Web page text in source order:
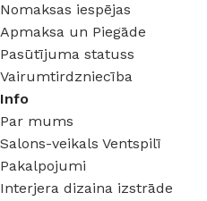
Nomaksas iespējas
Apmaksa un Piegāde
Pasūtījuma statuss
Vairumtirdzniecība
Info
Par mums
Salons-veikals Ventspilī
Pakalpojumi
Interjera dizaina izstrāde